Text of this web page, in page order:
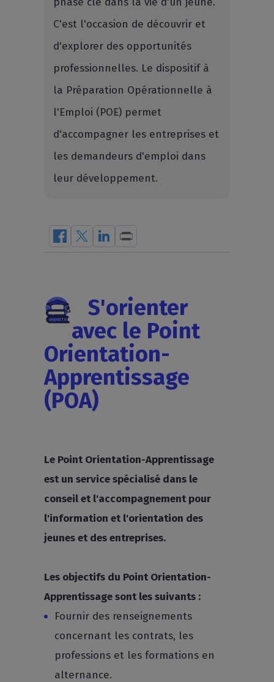
C'est l'occasion de découvrir et
d'explorer des opportunités
professionnelles. Le dispositif à
la Préparation Opérationnelle à
l'Emploi (POE) permet
d'accompagner les entreprises et
les demandeurs d'emploi dans
leur développement.
S'orienter
avec le Point
Orientation-
Apprentissage
(POA)
Le Point Orientation-Apprentissage
est un service spécialisé dans le
conseil et l'accompagnement pour
l'information et l'orientation des
jeunes et des entreprises.
Les objectifs du Point Orientation-
Apprentissage sont les suivants :
Fournir des renseignements
concernant les contrats, les
professions et les formations en
alternance.